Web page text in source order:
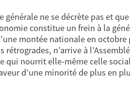
générale ne se décrète pas et
constitue un frein à la
montée nationale en
rétrogrades, n’arrive à
qui nourrit elle-même celle
d’une minorité de plus en